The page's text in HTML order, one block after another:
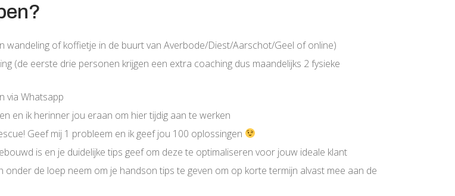
wandeling of koffietje in de buurt van Averbode/Diest/Aarschot/Geel of online)
(de eerste drie personen krijgen een extra coaching dus maandelijks 2 fysieke
via Whatsapp
en ik herinner jou eraan om hier tijdig aan te werken
Geef mij 1 probleem en ik geef jou 100 oplossingen
is en je duidelijke tips geef om deze te optimaliseren voor jouw ideale klant
onder de loep neem om je handson tips te geven om op korte termijn alvast mee aan de